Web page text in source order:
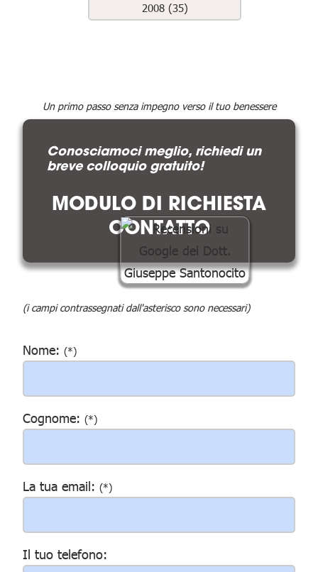
2008 (35)
Un primo passo senza impegno verso il tuo benessere
Conosciamoci meglio, richiedi un
breve colloquio gratuito!
MODULO DI RICHIESTA
CONTATTO
(i campi contrassegnati dall'asterisco sono necessari)
Nome: (*)
Cognome: (*)
La tua email: (*)
Il tuo telefono: